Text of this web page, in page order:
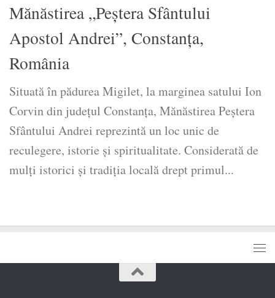
Mănăstirea „Peștera Sfântului
Apostol Andrei”, Constanța,
România
Situată în pădurea Migilet, la marginea satului Ion
Corvin din județul Constanța, Mănăstirea Peștera
Sfântului Andrei reprezintă un loc unic de
reculegere, istorie și spiritualitate. Considerată de
mulți istorici și tradiția locală drept primul...